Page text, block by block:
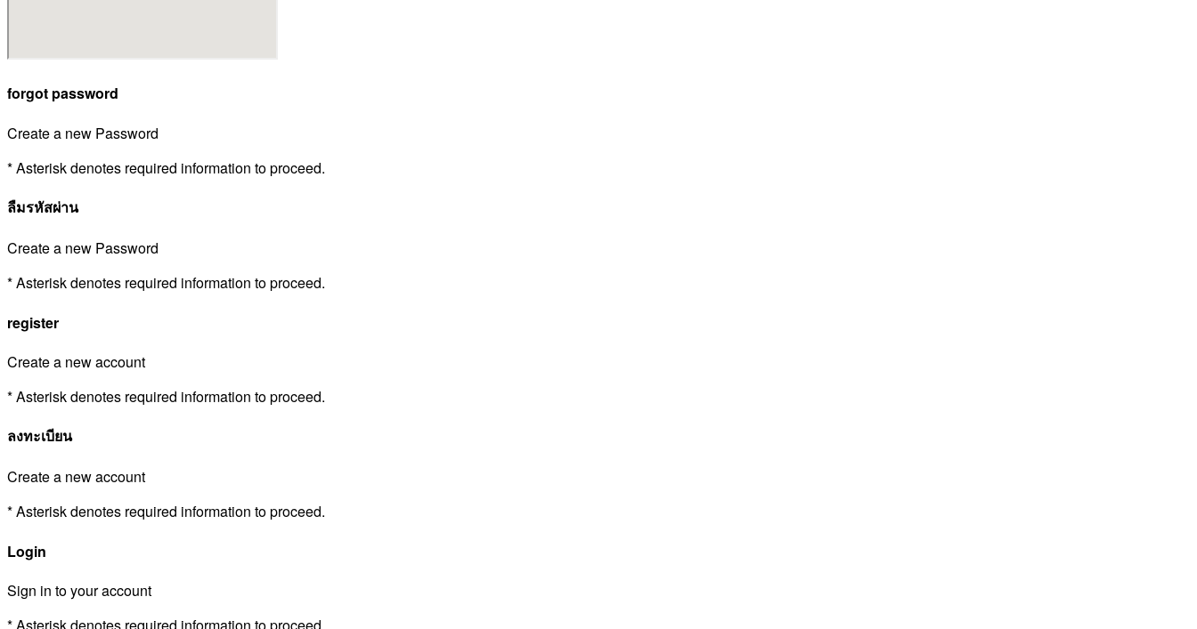
forgot password
Create a new Password
* Asterisk denotes required information to proceed.
ลืมรหัสผ่าน
Create a new Password
* Asterisk denotes required information to proceed.
register
Create a new account
* Asterisk denotes required information to proceed.
ลงทะเบียน
Create a new account
* Asterisk denotes required information to proceed.
Login
Sign in to your account
* Asterisk denotes required information to proceed.